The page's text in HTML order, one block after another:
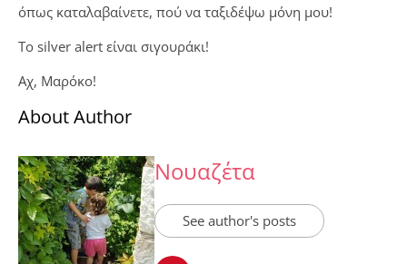
όπως καταλαβαίνετε, πού να ταξιδέψω μόνη μου!
Το silver alert είναι σιγουράκι!
Αχ, Μαρόκο!
About Author
Νουαζέτα
See author's posts